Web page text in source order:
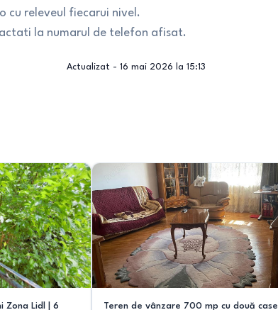
cu releveul fiecarui nivel.
la numarul de telefon afisat.
Actualizat - 16 mai 2026 la 15:13
Teren de vânzare 700 mp cu două case